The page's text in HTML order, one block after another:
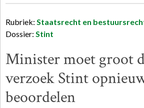
Rubriek: Staatsrecht en
Dossier: Stint
Minister moet groot
verzoek Stint
beoordelen